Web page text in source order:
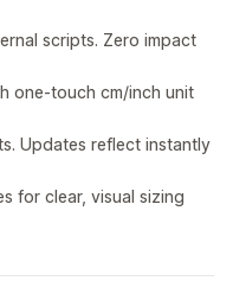
scripts. Zero impact
one-touch cm/inch unit
Updates reflect instantly
for clear, visual sizing